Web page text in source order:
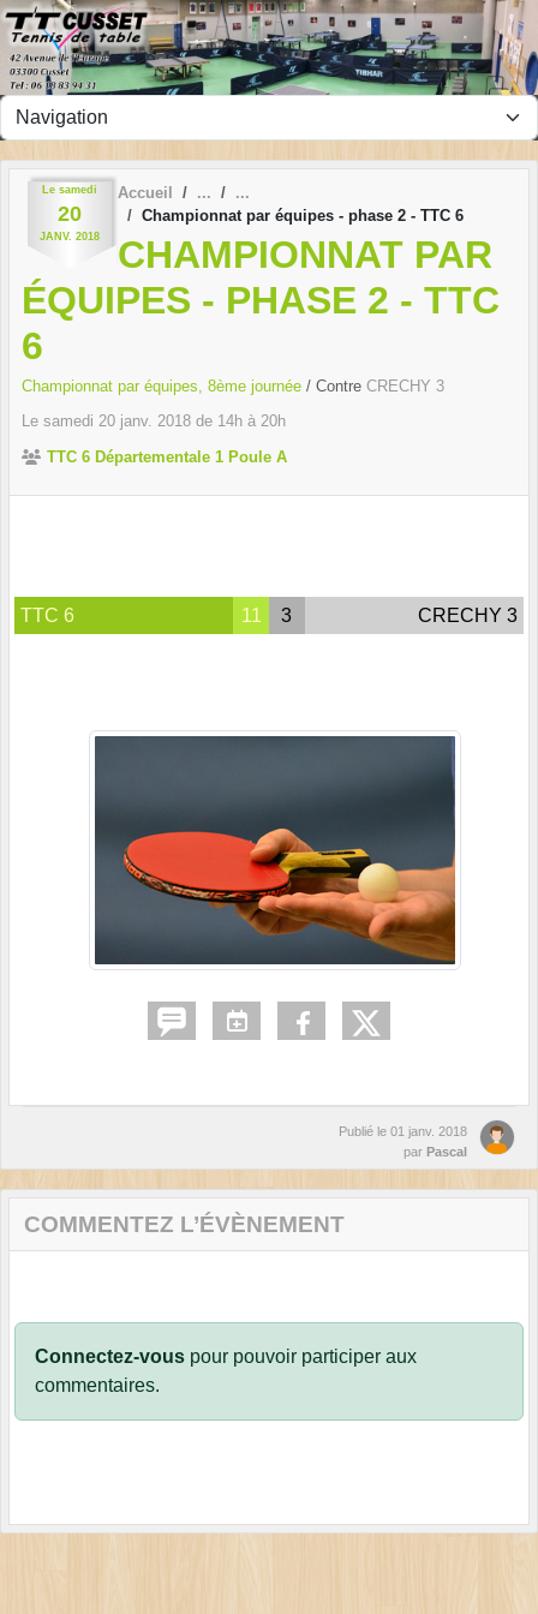
Le samedi
20
JANV. 2018
Accueil
Championnat par équipes - phase 2 - TTC 6
CHAMPIONNAT PAR
ÉQUIPES - PHASE 2 - TTC
6
Championnat par équipes, 8ème journée / Contre CRECHY 3
Le samedi 20 janv. 2018 de 14h à 20h
TTC 6 Départementale 1 Poule A
TTC 6 11 3 CRECHY 3
Publié le 01 janv. 2018
par Pascal
COMMENTEZ L’ÉVÈNEMENT
Connectez-vous pour pouvoir participer aux
commentaires.
Panneau de gestion des cookies